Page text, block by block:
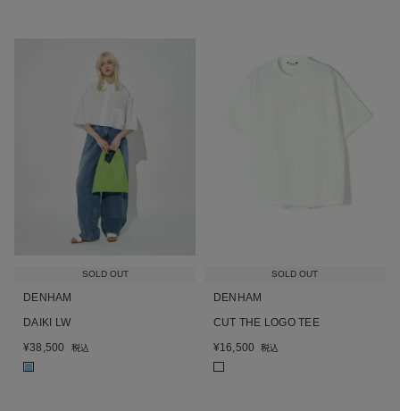
SOLD OUT
DENHAM
DAIKI LW
¥38,500 税込
■
SOLD OUT
DENHAM
CUT THE LOGO TEE
¥16,500 税込